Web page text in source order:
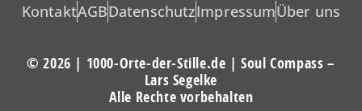
KontaktAGBDatenschutzImpressumÜber uns
© 2026 | 1000-Orte-der-Stille.de | Soul Compass –
Lars Segelke
Alle Rechte vorbehalten